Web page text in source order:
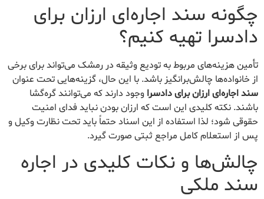
چگونه سند اجاره‌ای ارزان برای
دادسرا تهیه کنیم؟
تأمین هزینه‌های مربوط به تودیع وثیقه در رمشک می‌تواند برای برخی
از خانواده‌ها چالش‌برانگیز باشد. با این حال، گزینه‌هایی تحت عنوان
سند اجاره‌ای ارزان برای دادسرا وجود دارند که می‌توانند گره‌گشا
باشند. نکته کلیدی این است که ارزان بودن نباید فدای امنیت
حقوقی شود؛ لذا استفاده از این اسناد حتماً باید تحت نظارت وکیل و
پس از استعلام کامل مراجع ثبتی صورت گیرد.
چالش‌ها و نکات کلیدی در اجاره
سند ملکی